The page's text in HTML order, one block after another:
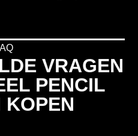
VRAGEN
PENCIL
KOPEN